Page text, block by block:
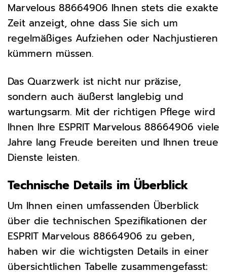
Marvelous 88664906 Ihnen stets die exakte
Zeit anzeigt, ohne dass Sie sich um
regelmäßiges Aufziehen oder Nachjustieren
kümmern müssen.
Das Quarzwerk ist nicht nur präzise,
sondern auch äußerst langlebig und
wartungsarm. Mit der richtigen Pflege wird
Ihnen Ihre ESPRIT Marvelous 88664906 viele
Jahre lang Freude bereiten und Ihnen treue
Dienste leisten.
Technische Details im Überblick
Um Ihnen einen umfassenden Überblick
über die technischen Spezifikationen der
ESPRIT Marvelous 88664906 zu geben,
haben wir die wichtigsten Details in einer
übersichtlichen Tabelle zusammengefasst: